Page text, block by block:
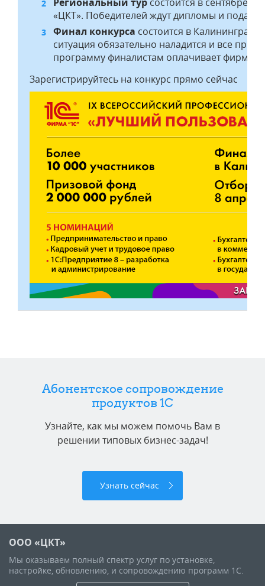
«ЦКТ». Победителей ждут дипломы и
Финал конкурса состоится в
ситуация обязательно наладится и все
программу финалистам оплачивает фирма
Зарегистрируйтесь на конкурс прямо сейчас
Абонентское сопровождение
продуктов 1C
Узнайте, как мы можем помочь Вам в
решении типовых бизнес-задач!
Узнать сейчас
ООО «ЦКТ»
Мы оказываем полный спектр услуг по установке,
настройке, обновлению, и сопровождению программ 1С.